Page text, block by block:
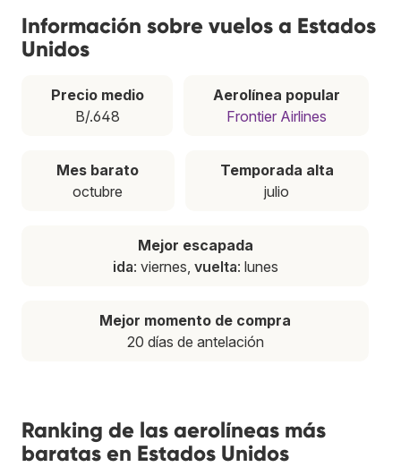
Información sobre vuelos a Estados
Unidos
Precio medio
B/.648
Aerolínea popular
Frontier Airlines
Mes barato
octubre
Temporada alta
julio
Mejor escapada
ida: viernes, vuelta: lunes
Mejor momento de compra
20 días de antelación
Ranking de las aerolíneas más
baratas en Estados Unidos